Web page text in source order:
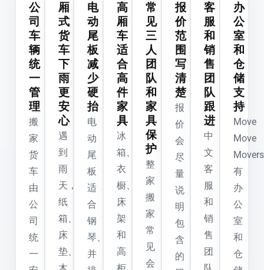
公
司
车
辆
统
一
管
理
搬
家
货
车
由
公
司
统
一
厢
式
货
车，
下
雨
更
安
心
遇
到
雨
天，
纸
箱、
床
垫、
电
动
尾
板
减
少
硬
抬
电
动
尾
板
适
合
钢
琴、
并
高
厢
车
适
合
高
件
家
具
冰
箱、
衣
橱、
床
架
和
高
常
见
三
人
团
队
和
家
具
保
护
整
家
搬
家
常
见
会
报
价
范
围
写
清
楚
报
价
会
尽
量
说
明
包
含
的
客
服
和
销
售
团
队
跟
进
中
文
客
服
和
销
售
团
办
公
室
和
仓
储
支
持
Move
Move
Movers
有
办
公
室
和
仓